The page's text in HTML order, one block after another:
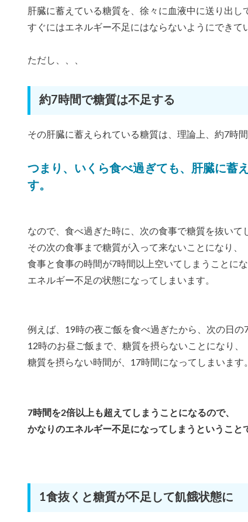
肝臓に蓄えている糖質を、徐々に血液中に送り出し
すぐにはエネルギー不足にはならないようにできて
ただし、、、
約7時間で糖質は不足する
その肝臓に蓄えられている糖質は、理論上、約7時
つまり、いくら食べ過ぎても、肝臓に蓄
す。
なので、食べ過ぎた時に、次の食事で糖質を抜いて
その次の食事まで糖質が入って来ないことになり、
食事と食事の時間が7時間以上空いてしまうことにな
エネルギー不足の状態になってしまいます。
例えば、19時の夜ご飯を食べ過ぎたから、次の日の
12時のお昼ご飯まで、糖質を摂らないことになり、
糖質を摂らない時間が、17時間になってしまいます。
7時間を2倍以上も超えてしまうことになるので、
かなりのエネルギー不足になってしまうということ
1食抜くと糖質が不足して飢餓状態に